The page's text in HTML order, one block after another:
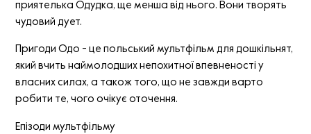
приятелька Одудка, ще менша від нього. Вони творять
чудовий дует.
Пригоди Одо - це польський мультфільм для дошкільнят,
який вчить наймолодших непохитної впевненості у
власних силах, а також того, що не завжди варто
робити те, чого очікує оточення.
Епізоди мультфільму